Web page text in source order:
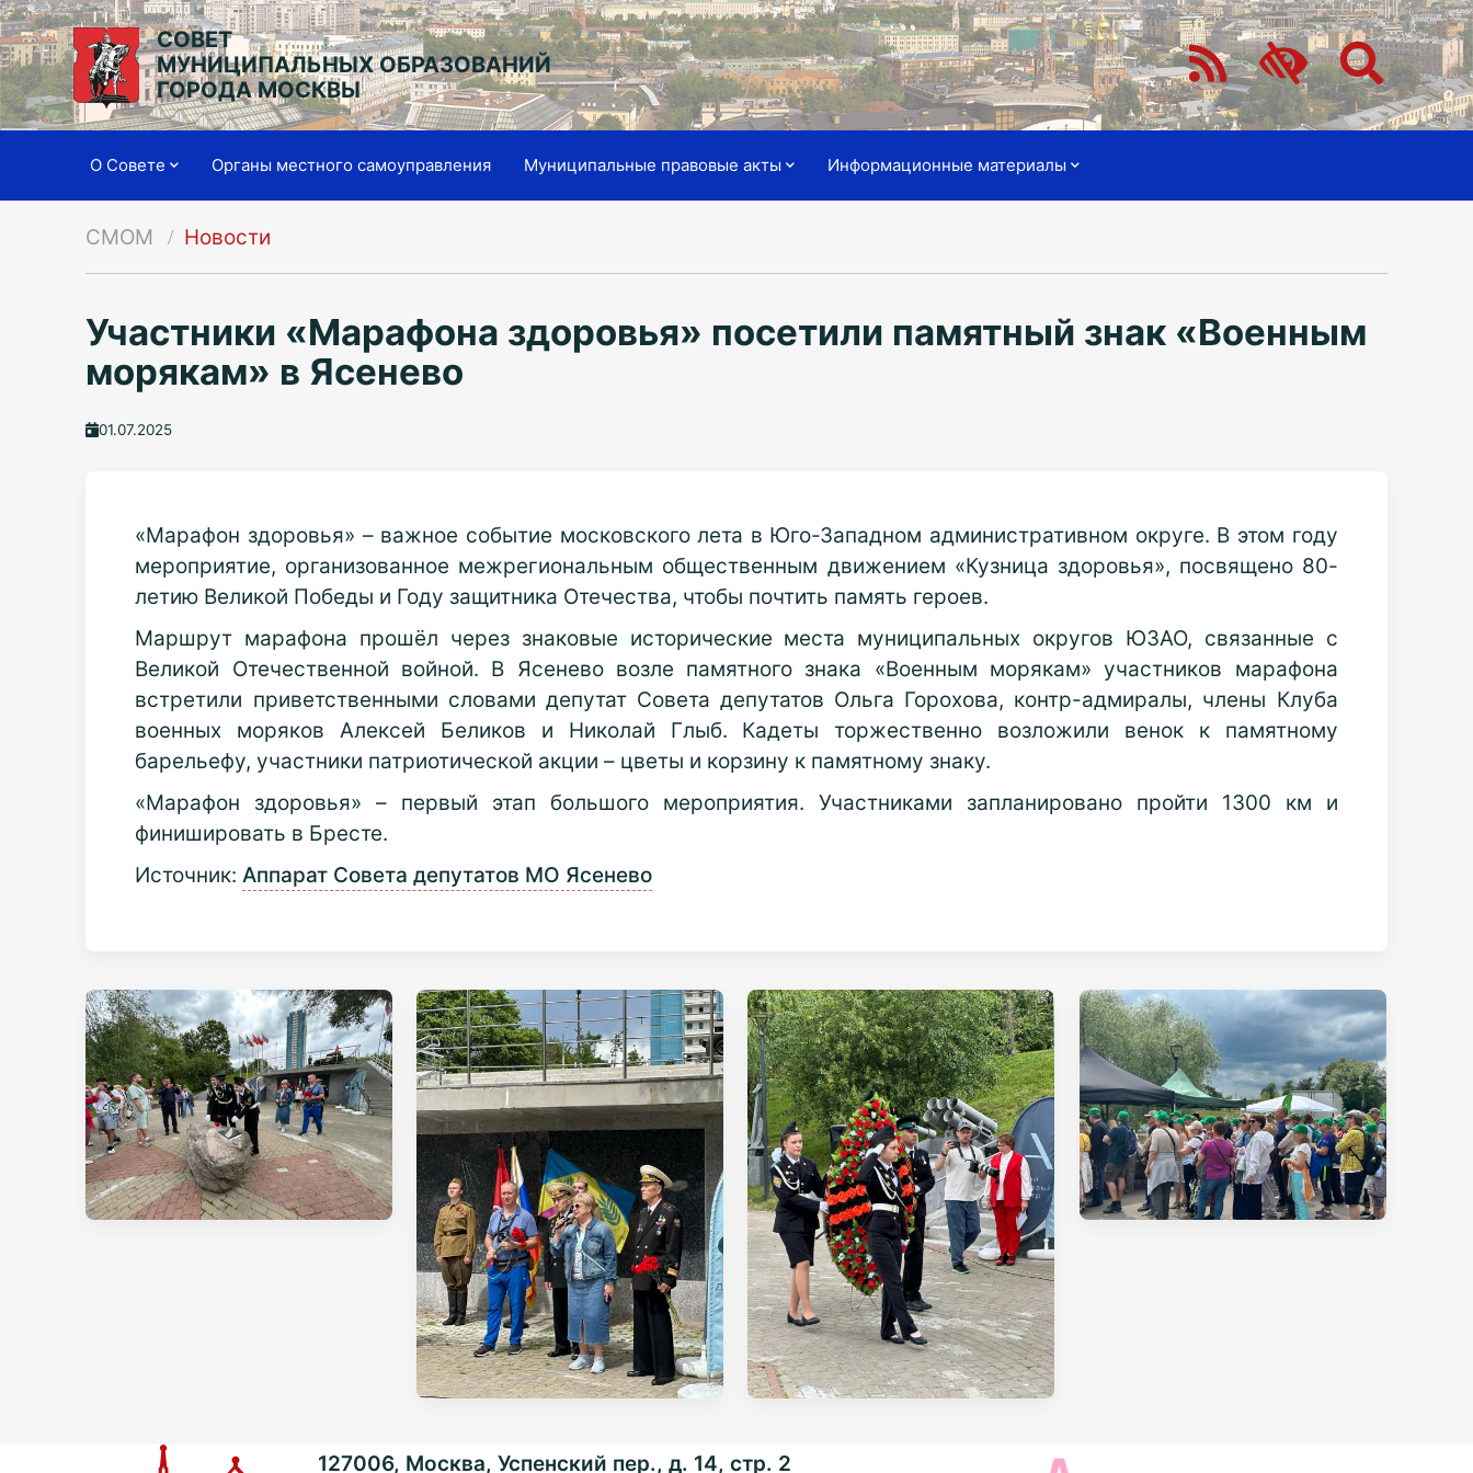
СОВЕТ
МУНИЦИПАЛЬНЫХ ОБРАЗОВАНИЙ
ГОРОДА МОСКВЫ
О Совете Органы местного самоуправления Муниципальные правовые акты Информационные материалы
СМОМ Новости
Участники «Марафона здоровья» посетили памятный знак «Военным
морякам» в Ясенево
01.07.2025
«Марафон здоровья» – важное событие московского лета в Юго-Западном административном округе. В этом году
мероприятие, организованное межрегиональным общественным движением «Кузница здоровья», посвящено 80-
летию Великой Победы и Году защитника Отечества, чтобы почтить память героев.
Маршрут марафона прошёл через знаковые исторические места муниципальных округов ЮЗАО, связанные с
Великой Отечественной войной. В Ясенево возле памятного знака «Военным морякам» участников марафона
встретили приветственными словами депутат Совета депутатов Ольга Горохова, контр-адмиралы, члены Клуба
военных моряков Алексей Беликов и Николай Глыб. Кадеты торжественно возложили венок к памятному
барельефу, участники патриотической акции – цветы и корзину к памятному знаку.
«Марафон здоровья» – первый этап большого мероприятия. Участниками запланировано пройти 1300 км и
финишировать в Бресте.
Источник:Аппарат Совета депутатов МО Ясенево
127006, Москва, Успенский пер., д. 14, стр. 2